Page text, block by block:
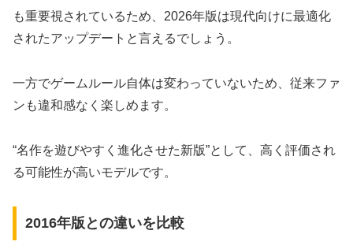
も重要視されているため、2026年版は現代向けに最適化
されたアップデートと言えるでしょう。
一方でゲームルール自体は変わっていないため、従来ファ
ンも違和感なく楽しめます。
“名作を遊びやすく進化させた新版”として、高く評価され
る可能性が高いモデルです。
2016年版との違いを比較